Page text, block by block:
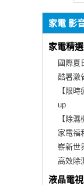
家電 影
家電精
國際夏
酷暑激
【限
up
【除
家電福
嶄新世
高效除
液晶電視